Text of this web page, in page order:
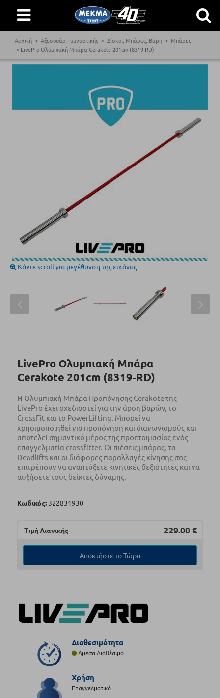
Αρχική Αξεσουάρ Γυμναστικής Δίσκοι, Μπάρες, Βάρη
Μπάρες
LivePro Ολυμπιακή Μπάρα Cerakote 201cm (8319-RD)
Κάντε scroll για μεγέθυνση της εικόνας
LivePro Ολυμπιακή Μπάρα
Cerakote 201cm (8319‑RD)
Η Ολυμπιακή Μπάρα Προπόνησης Cerakote της
LivePro έχει σχεδιαστεί για την άρση βαρών, το
CrossFit και το PowerLifting. Μπορεί να
χρησιμοποιηθεί για προπόνηση και διαγωνισμούς και
αποτελεί σημαντικό μέρος της προετοιμασίας ενός
επαγγελματία crossfitter. Οι πιέσεις μπάρας, τα
Deadlifts και οι διάφορες παραλλαγές κίνησης σας
επιτρέπουν να αναπτύξετε κινητικές δεξιότητες και να
αυξήσετε τους δείκτες δύναμης.
Κωδικός: 322831930
Τιμή Λιανικής 229.00 €
Αποκτήστε το Τώρα
Διαθεσιμότητα
Άμεσα Διαθέσιμο
Χρήση
Επαγγελματικό